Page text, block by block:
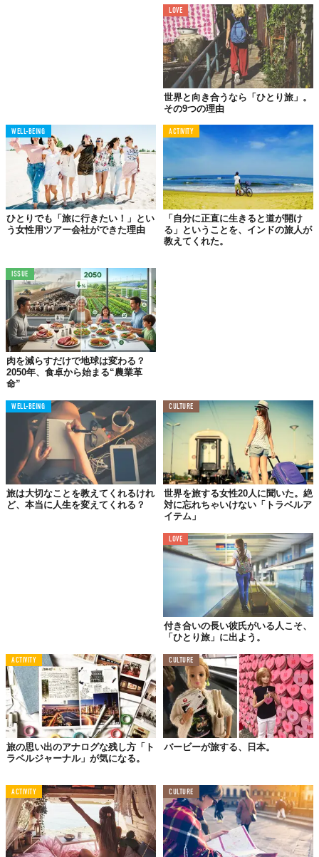
Photo byPaco Rocha
ひとり旅を通じて、それを自分の目で確かめてみたかった。
Rhinalの計画はこうだ。ロンドンの自宅から目指すのは香港。そ
こからヒッチハイクでまたロンドンまで戻ってくる。ところが、
差、そして差別だったそうだ。
計画していた道程の折り返し地点に差し掛かったとき、彼女は
「お金に束縛されない人生」について、改めて見つめ直そうとし
たのかもしれない。香港に到着後、Rhinalは、インドの子供達を
支援する慈善団体「Goa Outreach
てを寄付してしまう。文字通りの
全額寄付で無一文に。でも、
人とのつながりを感じることができた。
LOVE
世界と向き合うなら「ひとり旅」。
その9つの理由
WELL-BEING
ひとりでも「旅に行きたい！」とい
う女性用ツアー会社ができた理由
ACTIVITY
「自分に正直に生きると道が開け
る」ということを、インドの旅人が
教えてくれた。
ISSUE
肉を減らすだけで地球は変わる？
2050年、食卓から始まる“農業革
命”
WELL-BEING
旅は大切なことを教えてくれるけれ
ど、本当に人生を変えてくれる？
CULTURE
世界を旅する女性20人に聞いた。絶
対に忘れちゃいけない「トラベルア
イテム」
LOVE
付き合いの長い彼氏がいる人こそ、
「ひとり旅」に出よう。
ACTIVITY
旅の思い出のアナログな残し方「ト
ラベルジャーナル」が気になる。
CULTURE
バービーが旅する、日本。
ACTIVITY CULTURE